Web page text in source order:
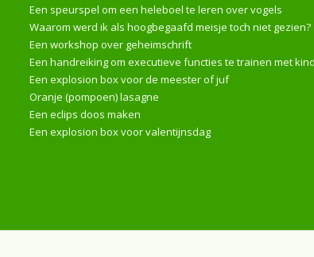
Een speurspel om een heleboel te leren over vogels
Waarom werd ik als hoogbegaafd meisje toch niet gezien?
Een workshop over geheimschrift
Een handreiking om executieve functies te trainen met
Een explosion box voor de meester of juf
Oranje (pompoen) lasagne
Een eclips doos maken
Een explosion box voor valentijnsdag